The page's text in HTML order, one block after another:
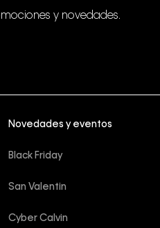
y novedades.
Novedades y eventos
Black Friday
San Valentin
Cyber Calvin